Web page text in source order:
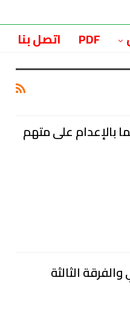
PDF اتصل بنا
على متهم
الثالثة